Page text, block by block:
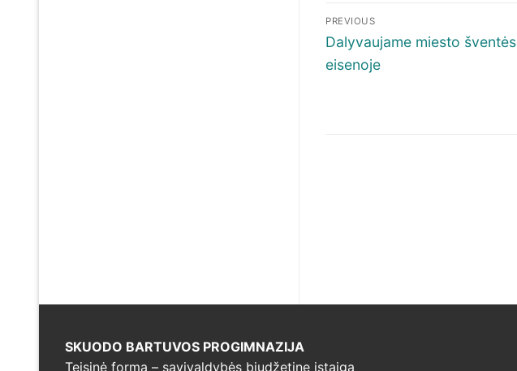
Navigacija
tarp
įrašų
PREVIOUS
Previous
post:
Dalyvaujame miesto šventės
eisenoje
SKUODO BARTUVOS PROGIMNAZIJA
Teisinė forma – savivaldybės biudžetine įstaiga